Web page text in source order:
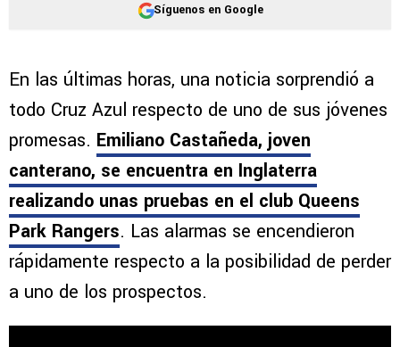
Síguenos en Google
En las últimas horas, una noticia sorprendió a
todo Cruz Azul respecto de uno de sus jóvenes
promesas. Emiliano Castañeda, joven
canterano, se encuentra en Inglaterra
realizando unas pruebas en el club Queens
Park Rangers. Las alarmas se encendieron
rápidamente respecto a la posibilidad de perder
a uno de los prospectos.